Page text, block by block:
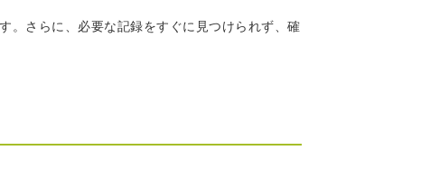
。さらに、必要な記録をすぐに見つけられず、確